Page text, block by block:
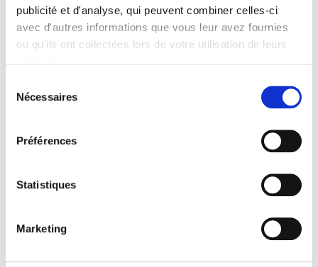
publicité et d'analyse, qui peuvent combiner celles-ci
avec d'autres informations que vous leur avez fournies
ou qu'ils ont collectées lors de votre utilisation de leurs
Nécessaires
Préférences
Statistiques
Marketing
Auteur
Collection
Langue
français
Catégorie (éditeur)